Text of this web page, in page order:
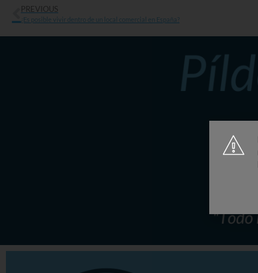
PREVIOUS
¿Es posible vivir dentro de un local comercial en España?